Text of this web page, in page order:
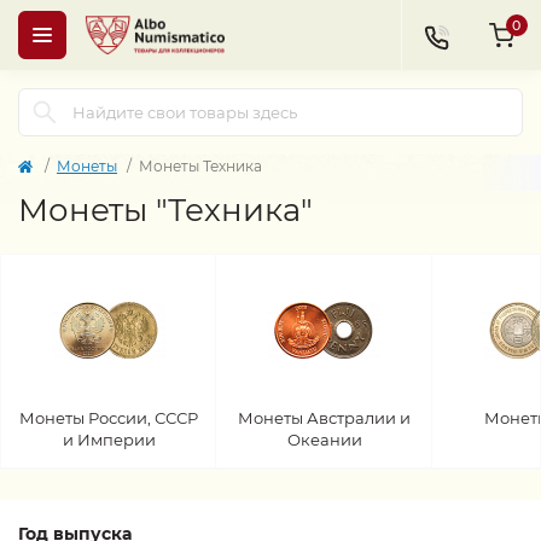
0
Монеты Монеты Техника
Монеты "Техника"
Монеты России, СССР
и Империи
Монеты Австралии и
Океании
Год выпуска